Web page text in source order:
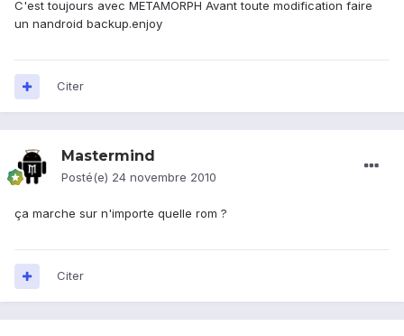
C'est toujours avec METAMORPH Avant toute modification faire
un nandroid backup.enjoy
Citer
Mastermind
Posté(e) 24 novembre 2010
ça marche sur n'importe quelle rom ?
Citer